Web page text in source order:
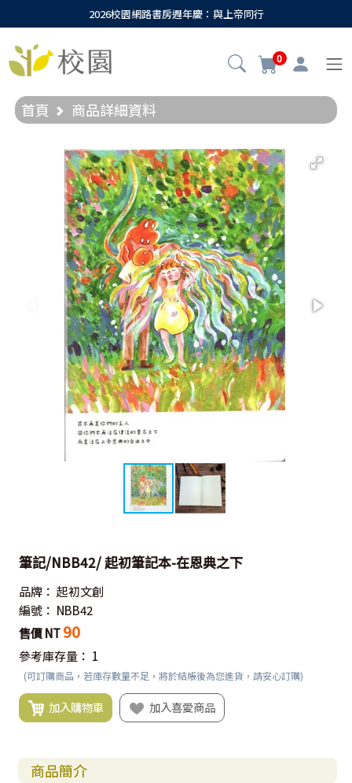
2026校園網路書房週年慶：與上帝同行
0
首頁 商品詳細資料
筆記/NBB42/ 起初筆記本-在恩典之下
品牌： 起初文創
編號： NBB42
售價 NT 90
參考庫存量： 1
(可訂購商品，若庫存數量不足，將於結帳後為您進貨，請安心訂購)
加入購物車 加入喜愛商品
商品簡介